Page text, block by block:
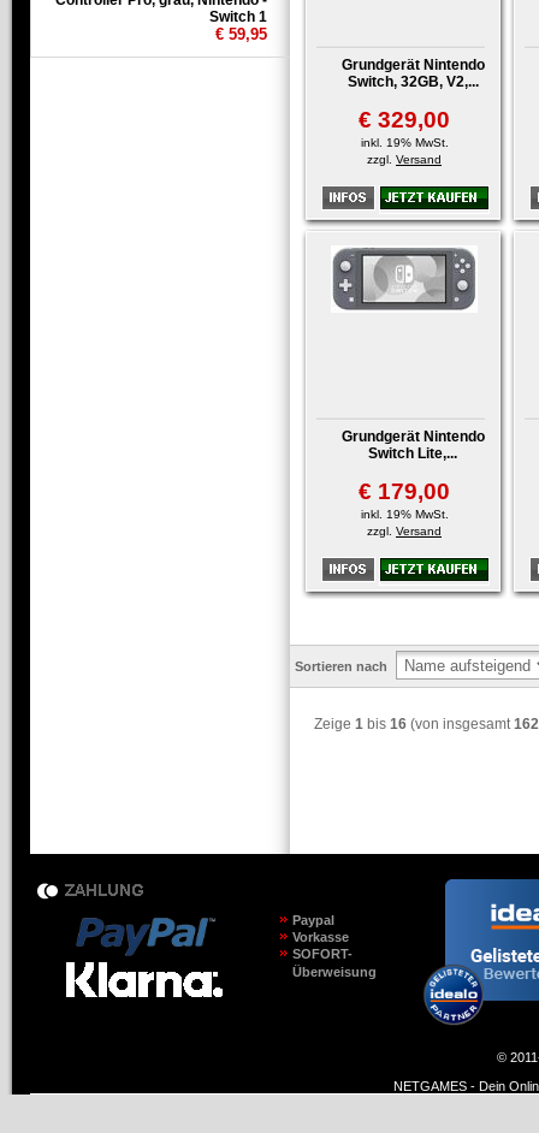
Grundgerät Nintendo
Switch, 32GB, V2,...
€ 329,00
inkl. 19% MwSt.
zzgl. Versand
Grundgerät Nintendo
Switch Lite,...
€ 179,00
inkl. 19% MwSt.
zzgl. Versand
Sortieren nach
Zeige 1 bis 16 (von insgesamt162
Switch 1
€ 59,95
Paypal
Vorkasse
SOFORT-
Überweisung
©
NETGAMES - Dein